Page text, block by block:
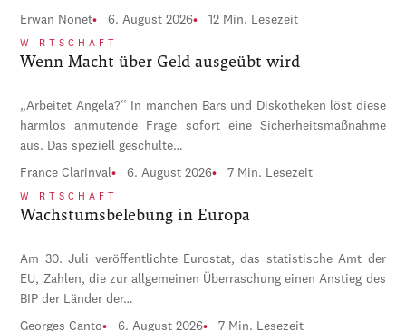
Erwan Nonet 6. August 2026 12 Min. Lesezeit
WIRTSCHAFT
Wenn Macht über Geld ausgeübt wird
„Arbeitet Angela?“ In manchen Bars und Diskotheken löst diese
harmlos anmutende Frage sofort eine Sicherheitsmaßnahme
aus. Das speziell geschulte…
France Clarinval 6. August 2026 7 Min. Lesezeit
WIRTSCHAFT
Wachstumsbelebung in Europa
Am 30. Juli veröffentlichte Eurostat, das statistische Amt der
EU, Zahlen, die zur allgemeinen Überraschung einen Anstieg des
BIP der Länder der…
Georges Canto 6. August 2026 7 Min. Lesezeit